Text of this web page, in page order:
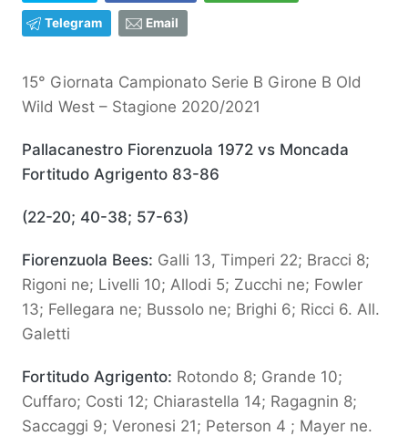
Telegram Email
15° Giornata Campionato Serie B Girone B Old
Wild West – Stagione 2020/2021
Pallacanestro Fiorenzuola 1972 vs Moncada
Fortitudo Agrigento 83-86
(22-20; 40-38; 57-63)
Fiorenzuola Bees: Galli 13, Timperi 22; Bracci 8;
Rigoni ne; Livelli 10; Allodi 5; Zucchi ne; Fowler
13; Fellegara ne; Bussolo ne; Brighi 6; Ricci 6. All.
Galetti
Fortitudo Agrigento: Rotondo 8; Grande 10;
Cuffaro; Costi 12; Chiarastella 14; Ragagnin 8;
Saccaggi 9; Veronesi 21; Peterson 4 ; Mayer ne.